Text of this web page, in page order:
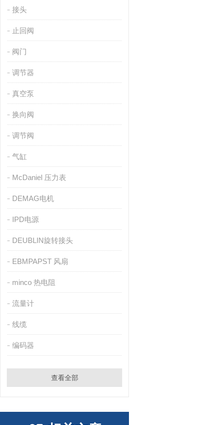
接头
止回阀
阀门
调节器
真空泵
换向阀
调节阀
气缸
McDaniel 压力表
DEMAG电机
IPD电源
DEUBLIN旋转接头
EBMPAPST 风扇
minco 热电阻
流量计
线缆
编码器
查看全部